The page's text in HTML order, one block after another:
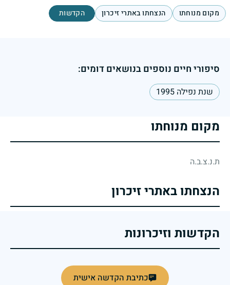
מקום מנוחתו הנצחתו באתרי זיכרון הקדשות
סיפורי חיים נוספים בנושאים דומים:
שנת נפילה 1995
מקום מנוחתו
ת.נ.צ.ב.ה
הנצחתו באתרי זיכרון
הקדשות וזיכרונות
כתיבת הקדשה אישית